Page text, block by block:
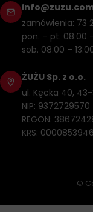
zamówienia: 73
pon. – pt. 08:00
sob. 08:00 –
ŻUŻU Sp. z o.o.
ul. Kęcka 40,
NIP: 9372729570
REGON:
KRS: 0000853946
©